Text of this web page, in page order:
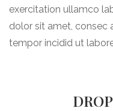
exercitation ullamco
dolor sit amet, consec
tempor incidid ut